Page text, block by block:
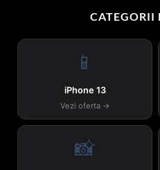
CATEGORII
📱
iPhone 13
Vezi oferta →
📸